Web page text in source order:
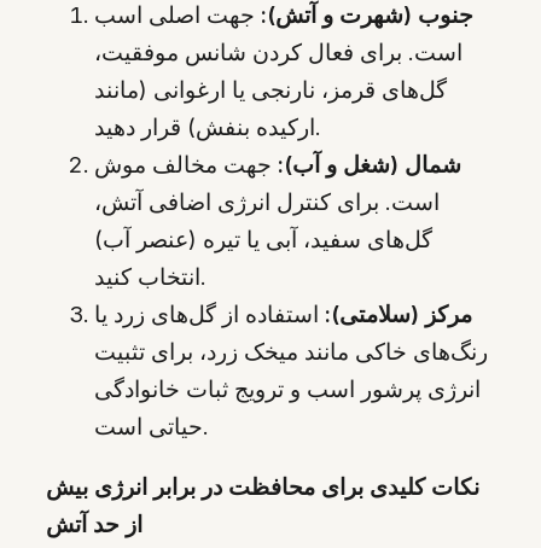
جنوب (شهرت و آتش): جهت اصلی اسب
است. برای فعال کردن شانس موفقیت،
گل‌های قرمز، نارنجی یا ارغوانی (مانند
ارکیده بنفش) قرار دهید.
شمال (شغل و آب): جهت مخالف موش
است. برای کنترل انرژی اضافی آتش،
گل‌های سفید، آبی یا تیره (عنصر آب)
انتخاب کنید.
مرکز (سلامتی): استفاده از گل‌های زرد یا
رنگ‌های خاکی مانند میخک زرد، برای تثبیت
انرژی پرشور اسب و ترویج ثبات خانوادگی
حیاتی است.
نکات کلیدی برای محافظت در برابر انرژی بیش
از حد آتش